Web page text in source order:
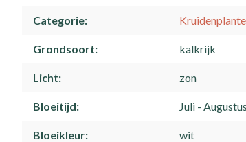
Categorie
Grondsoort kalkrijk
Licht zon
Bloeitijd Juli Augustus
Bloeikleur wit